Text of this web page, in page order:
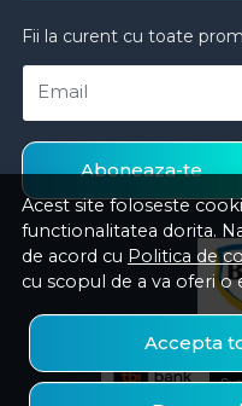
Acest site foloseste
functionalitatea dorita.
de acord cu Politica de
cu scopul de a va oferi
Accepta
Fii la curent cu toate
Email
Aboneaza-te